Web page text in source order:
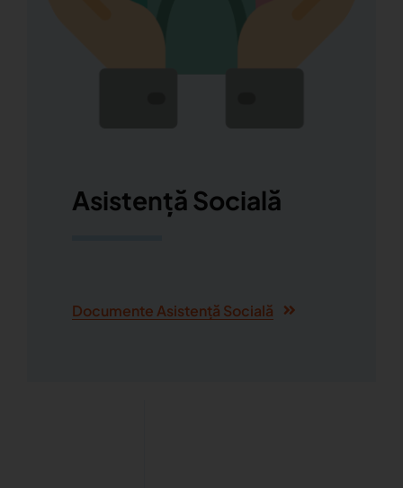
Asistență Socială
Documente Asistență Socială